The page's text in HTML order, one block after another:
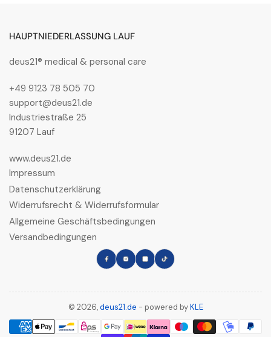
HAUPTNIEDERLASSUNG LAUF
deus21® medical & personal care
+49 9123 78 505 70
support@deus21.de
Industriestraße 25
91207 Lauf
www.deus21.de
Impressum
Datenschutzerklärung
Widerrufsrecht & Widerrufsformular
Allgemeine Geschäftsbedingungen
Versandbedingungen
FacebookInstagram
LinkedInTikTok
© 2026,deus21.de - powered byKLE
Zahlungsmethoden